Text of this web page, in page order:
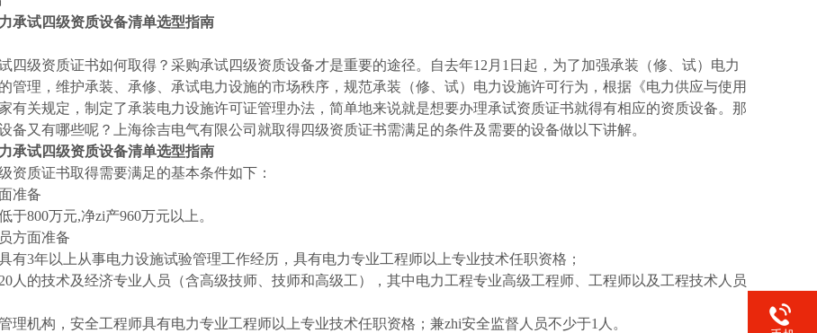
承试四级资质设备清单选型指南
级资质证书如何取得？采购承试四级资质设备才是重要的途径。自去年12月1日起，为了加强承装（修、试）电力
管理，维护承装、承修、承试电力设施的市场秩序，规范承装（修、试）电力设施许可行为，根据《电力供应与使用
有关规定，制定了承装电力设施许可证管理办法，简单地来说就是想要办理承试资质证书就得有相应的资质设备。那
备又有哪些呢？
上海徐吉电气有限公司 就取得四级资质证书需满足的条件及需要的设备做以下讲解。
承试四级资质设备清单选型指南
资质证书取得需要满足的基本条件如下：
准备
于800万元,净zi产960万元以上。
方面准备
有3年以上从事电力设施试验管理工作经历，具有电力专业工程师以上专业技术任职资格；
人的技术及经济专业人员（含高级技师、技师和高级工），其中电力工程专业高级工程师、工程师以及工程技术人员
理机构，安全工程师具有电力专业工程师以上专业技术任职资格；兼zhi安全监督人员不少于1人。